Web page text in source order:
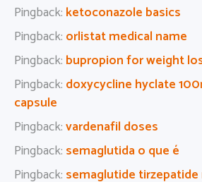
Pingback: ketoconazole basics
Pingback: orlistat medical name
Pingback: bupropion for weight
Pingback: doxycycline hyclate
capsule
Pingback:vardenafil doses
Pingback: semaglutida o que é
Pingback: semaglutide